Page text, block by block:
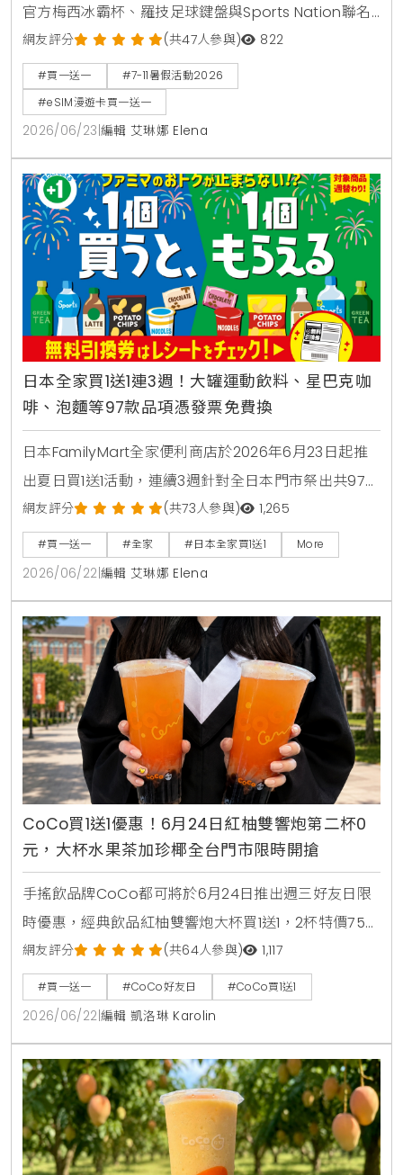
官方梅西冰霸杯、羅技足球鍵盤與Sports Nation聯名
椒麻熱狗。針對親子家庭推出2000場暑期好鄰居同樂
會，免費下載環保手掌繪本。出國旅遊可就近購買eSIM
漫遊網卡享買1送1。
網友評分 (共47人參與) 822
#買一送一
#7-11暑假活動2026
#eSIM漫遊卡買一送一
2026/06/23 編輯 艾琳娜 Elena
日本全家買1送1連3週！大罐運動飲料、星巴克咖
啡、泡麵等97款品項憑發票免費換
日本FamilyMart全家便利商店於2026年6月23日起推
出夏日買1送1活動，連續3週針對全日本門市祭出共97款
人氣商品，包含星巴克咖啡、大容量運動飲料、日清杯
麵及熱銷巧克力零食，消費者購買指定商品即可於隔週
憑發票免費兌換，是近期台灣讀者前往日本旅遊、自由
行時不可錯過的超商省錢必看攻略。
網友評分 (共73人參與) 1,265
#買一送一 #全家 #日本全家買1送1 More
2026/06/22 編輯 艾琳娜 Elena
CoCo買1送1優惠！6月24日紅柚雙響炮第二杯0
元，大杯水果茶加珍椰全台門市限時開搶
手搖飲品牌CoCo都可將於6月24日推出週三好友日限
時優惠，經典飲品紅柚雙響炮大杯買1送1，2杯特價75
元。消費者透過官方LINE帳號領取優惠券，即可在線上
點餐平台享有第二杯0元優惠，每人限領2張。
網友評分 (共64人參與) 1,117
#買一送一 #CoCo好友日 #CoCo買1送1
2026/06/22 編輯 凱洛琳 Karolin